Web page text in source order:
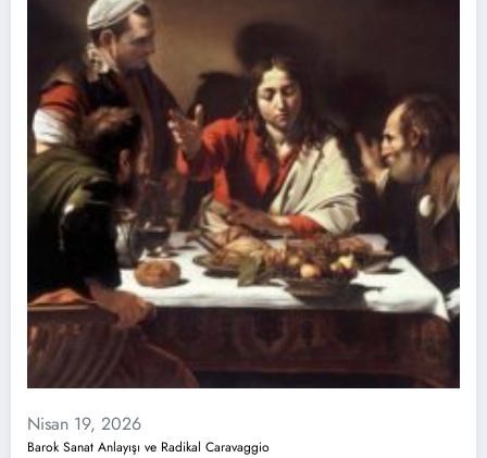
Nisan 19, 2026
Barok Sanat Anlayışı ve Radikal Caravaggio